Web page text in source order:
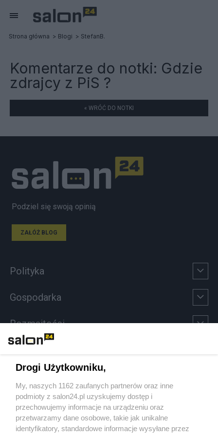
Strona główna Blogi StefanB.
Komentarze do notki: Gdzie
zdrajcy z PiS ?
« WRÓĆ DO NOTKI
Podziel się swoją opinią
ZAŁÓŻ BLOG
Polityka
Gospodarka
Rozmaitości
Sport
Społeczeństwo
Kultura
Drogi Użytkowniku,
My, naszych 1162 zaufanych partnerów oraz inne
podmioty z salon24.pl uzyskujemy dostęp i
przechowujemy informacje na urządzeniu oraz
przetwarzamy dane osobowe, takie jak unikalne
identyfikatory, standardowe informacje wysyłane przez